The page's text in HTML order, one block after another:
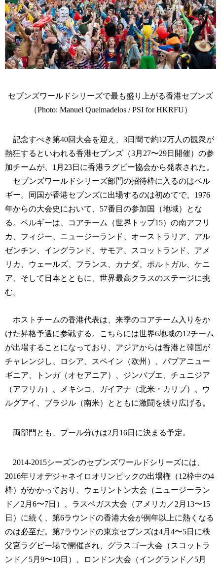
セブンズワールドシリーズで最も盛り上がる香港セブンズ
（Photo: Manuel Queimadelos / PSI for HKRFU）
記念すべき第40回大会を迎え、3日間で約12万人の観衆が
熱狂するといわれる香港セブンズ（3月27〜29日開催）の参
加チームが、1月23日に香港ラグビー協会から発表された。
セブンズワールドシリーズ部門の招待枠に入るのはベル
ギー。同国が香港セブンズに出場するのは初めてで、1976
年からの大会史において、57番目の参加国（地域）とな
る。ベルギーは、コアチーム（世界トップ15）の南アフリ
カ、フィジー、ニュージーランド、オーストラリア、アル
ゼンチン、イングランド、サモア、スコットランド、アメ
リカ、ウェールズ、フランス、カナダ、ポルトガル、ケニ
ア、そして日本とともに、世界最高クラスのステージに挑
む。
ホストチームの香港代表は、来季のコアチーム入りをか
けた昇格予選に参戦する。こちらには世界6地域の12チーム
が出場することになっており、アジアからは香港と韓国が
チャレンジし、ロシア、スペイン（欧州）、パプアニュー
ギニア、トンガ（オセアニア）、ジンバブエ、チュニジア
（アフリカ）、メキシコ、ガイアナ（北米・カリブ）、ウ
ルグアイ、ブラジル（南米）とともに激闘を繰り広げる。
両部門とも、プール分けは2月16日に決まる予定。
2014-2015シーズンのセブンズワールドシリーズには、
2016年リオデジャネイロオリンピックの出場権（12枠中の4
枠）がかかっており、ウェリントン大会（ニュージーラン
ド／2月6〜7日）、ラスベガス大会（アメリカ／2月13〜15
日）に続く、第6ラウンドの香港大会が例年以上に熱くなる
のは必至だ。第7ラウンドの東京セブンズは4月4〜5日に秩
父宮ラグビー場で開催され、グラスゴー大会（スコットラ
ンド／5月9〜10日）、ロンドン大会（イングランド／5月